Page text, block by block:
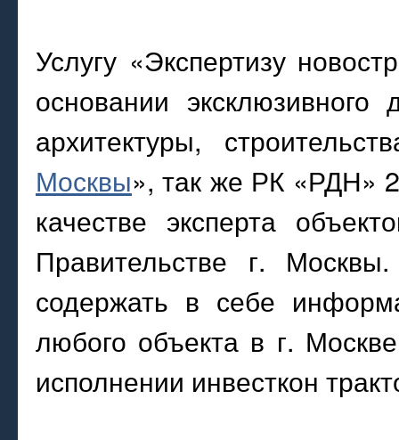
Услугу «Экспертизу
основании
архитектуры,
Москвы», так же РК «РДН»
качестве эксперта
Правительстве г.
содержать в себе
любого объекта в г.
исполнении инвесткон